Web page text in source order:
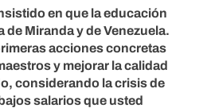
en que la educación
de Miranda y de Venezuela.
acciones concretas
y mejorar la calidad
considerando la crisis de
salarios que usted